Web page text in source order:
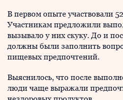
В первом опыте участвовали
Участникам предложили
вызывало у них скуку. До и
должны были заполнить
пищевых предпочтений.
Выяснилось, что после
люди чаще выражали